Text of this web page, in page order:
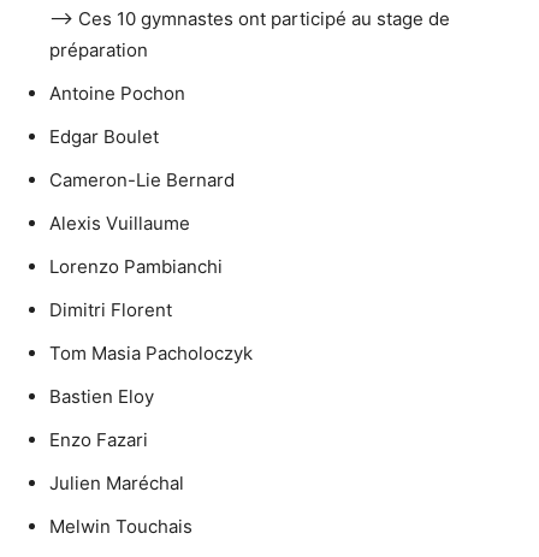
—> Ces 10 gymnastes ont participé au stage de
préparation
Antoine Pochon
Edgar Boulet
Cameron-Lie Bernard
Alexis Vuillaume
Lorenzo Pambianchi
Dimitri Florent
Tom Masia Pacholoczyk
Bastien Eloy
Enzo Fazari
Julien Maréchal
Melwin Touchais